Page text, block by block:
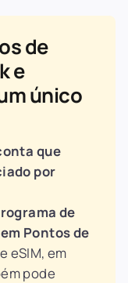
de
e
único
que
por
de
Pontos de
eSIM, em
pode